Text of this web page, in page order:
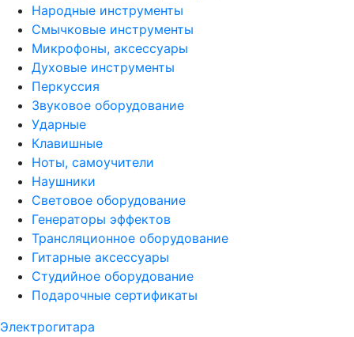
Народные инструменты
Смычковые инструменты
Микрофоны, аксессуары
Духовые инструменты
Перкуссия
Звуковое оборудование
Ударные
Клавишные
Ноты, самоучители
Наушники
Световое оборудование
Генераторы эффектов
Трансляционное оборудование
Гитарные аксессуары
Студийное оборудование
Подарочные сертификаты
Электрогитара